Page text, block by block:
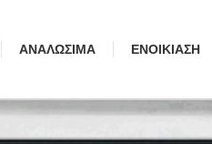
ΑΝΑΛΏΣΙΜΑ ΕΝΟΙΚΊΑΣΗ